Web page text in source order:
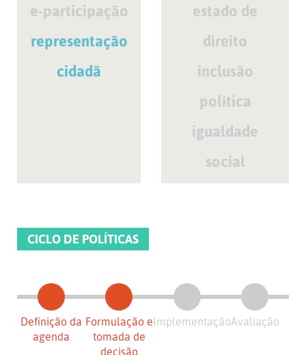
e-participação
representação
cidadã
estado de
direito
inclusão
política
igualdade
social
CICLO DE POLÍTICAS
Definição da
agenda
Formulação e
tomada de
decisão
ImplementaçãoAvaliação